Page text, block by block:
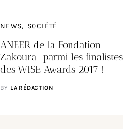
NEWS SOCIÉTÉ
ANEER de la Fondation
Zakoura parmi les finalistes
des WISE Awards 2017 !
BY LA RÉDACTION